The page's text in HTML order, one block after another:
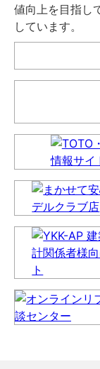
値向上を目指し
しています。